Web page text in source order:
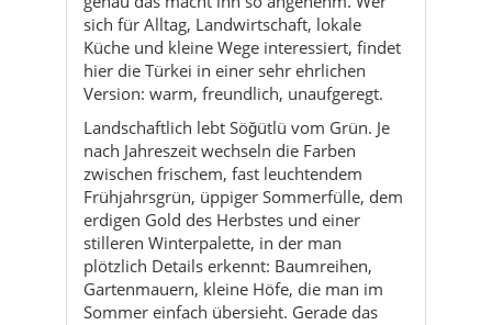
Landschaftlich lebt Söğütlü vom Grün. Je
nach Jahreszeit wechseln die Farben
zwischen frischem, fast leuchtendem
Frühjahrsgrün, üppiger Sommerfülle, dem
erdigen Gold des Herbstes und einer
stilleren Winterpalette, in der man
plötzlich Details erkennt: Baumreihen,
Gartenmauern, kleine Höfe, die man im
Sommer einfach übersieht. Gerade das
macht den Landkreis so fotogen – nicht
durch ein einziges „Wow“-Monument,
sondern durch viele kleine, echte
Momente.